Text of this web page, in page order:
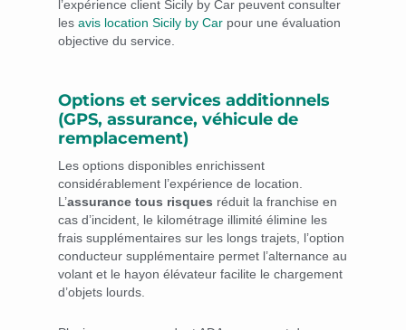
l’expérience client Sicily by Car peuvent consulter
les avis location Sicily by Car pour une évaluation
objective du service.
Options et services additionnels
(GPS, assurance, véhicule de
remplacement)
Les options disponibles enrichissent
considérablement l’expérience de location.
L’assurance tous risques réduit la franchise en
cas d’incident, le kilométrage illimité élimine les
frais supplémentaires sur les longs trajets, l’option
conducteur supplémentaire permet l’alternance au
volant et le hayon élévateur facilite le chargement
d’objets lourds.